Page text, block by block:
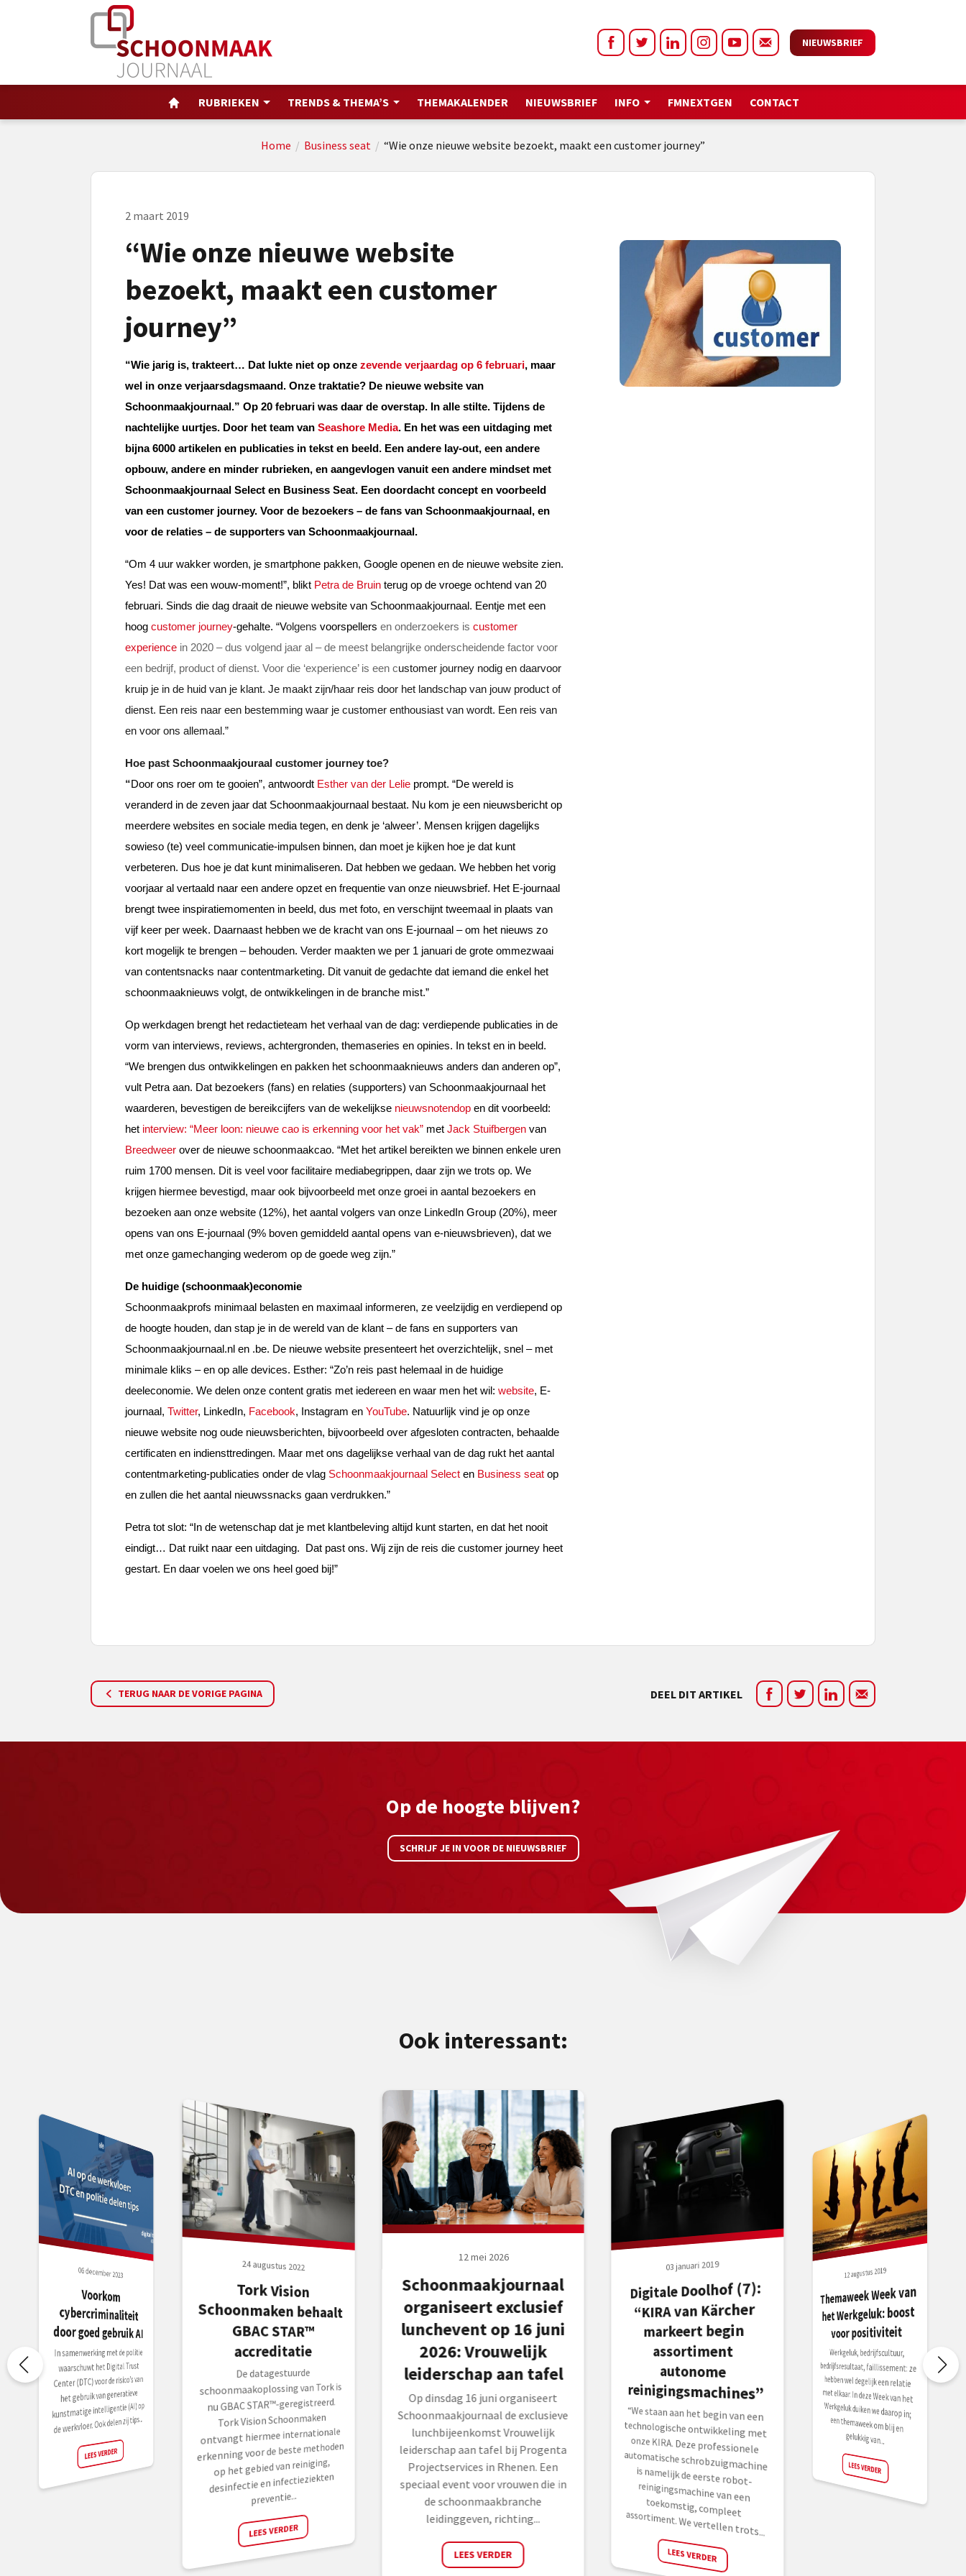
NIEUWSBRIEF
RUBRIEKEN TRENDS & THEMA’S THEMAKALENDER NIEUWSBRIEF INFO FMNEXTGEN CONTACT
Home / Business seat / “Wie onze nieuwe website bezoekt, maakt een customer journey”
2 maart 2019
“Wie onze nieuwe website
bezoekt, maakt een customer
journey”
“Wie jarig is, trakteert… Dat lukte niet op onze zevende verjaardag op 6 februari, maar
wel in onze verjaarsdagsmaand. Onze traktatie? De nieuwe website van
Schoonmaakjournaal.” Op 20 februari was daar de overstap. In alle stilte. Tijdens de
nachtelijke uurtjes. Door het team van Seashore Media. En het was een uitdaging met
bijna 6000 artikelen en publicaties in tekst en beeld. Een andere lay-out, een andere
opbouw, andere en minder rubrieken, en aangevlogen vanuit een andere mindset met
Schoonmaakjournaal Select en Business Seat. Een doordacht concept en voorbeeld
van een customer journey. Voor de bezoekers – de fans van Schoonmaakjournaal, en
voor de relaties – de supporters van Schoonmaakjournaal.
“Om 4 uur wakker worden, je smartphone pakken, Google openen en de nieuwe website zien.
Yes! Dat was een wouw-moment!”, blikt Petra de Bruin terug op de vroege ochtend van 20
februari. Sinds die dag draait de nieuwe website van Schoonmaakjournaal. Eentje met een
hoog customer journey-gehalte. “Volgens voorspellers en onderzoekers is customer
experience in 2020 – dus volgend jaar al – de meest belangrijke onderscheidende factor voor
een bedrijf, product of dienst. Voor die ‘experience’ is een customer journey nodig en daarvoor
kruip je in de huid van je klant. Je maakt zijn/haar reis door het landschap van jouw product of
dienst. Een reis naar een bestemming waar je customer enthousiast van wordt. Een reis van
en voor ons allemaal.”
Hoe past Schoonmaakjouraal customer journey toe?
“Door ons roer om te gooien”, antwoordt Esther van der Lelie prompt. “De wereld is
veranderd in de zeven jaar dat Schoonmaakjournaal bestaat. Nu kom je een nieuwsbericht op
meerdere websites en sociale media tegen, en denk je ‘alweer’. Mensen krijgen dagelijks
sowieso (te) veel communicatie-impulsen binnen, dan moet je kijken hoe je dat kunt
verbeteren. Dus hoe je dat kunt minimaliseren. Dat hebben we gedaan. We hebben het vorig
voorjaar al vertaald naar een andere opzet en frequentie van onze nieuwsbrief. Het E-journaal
brengt twee inspiratiemomenten in beeld, dus met foto, en verschijnt tweemaal in plaats van
vijf keer per week. Daarnaast hebben we de kracht van ons E-journaal – om het nieuws zo
kort mogelijk te brengen – behouden. Verder maakten we per 1 januari de grote ommezwaai
van contentsnacks naar contentmarketing. Dit vanuit de gedachte dat iemand die enkel het
schoonmaaknieuws volgt, de ontwikkelingen in de branche mist.”
Op werkdagen brengt het redactieteam het verhaal van de dag: verdiepende publicaties in de
vorm van interviews, reviews, achtergronden, themaseries en opinies. In tekst en in beeld.
“We brengen dus ontwikkelingen en pakken het schoonmaaknieuws anders dan anderen op”,
vult Petra aan. Dat bezoekers (fans) en relaties (supporters) van Schoonmaakjournaal het
waarderen, bevestigen de bereikcijfers van de wekelijkse nieuwsnotendop en dit voorbeeld:
het interview: “Meer loon: nieuwe cao is erkenning voor het vak” met Jack Stuifbergen van
Breedweer over de nieuwe schoonmaakcao. “Met het artikel bereikten we binnen enkele uren
ruim 1700 mensen. Dit is veel voor facilitaire mediabegrippen, daar zijn we trots op. We
krijgen hiermee bevestigd, maar ook bijvoorbeeld met onze groei in aantal bezoekers en
bezoeken aan onze website (12%), het aantal volgers van onze LinkedIn Group (20%), meer
opens van ons E-journaal (9% boven gemiddeld aantal opens van e-nieuwsbrieven), dat we
met onze gamechanging wederom op de goede weg zijn.”
De huidige (schoonmaak)economie
Schoonmaakprofs minimaal belasten en maximaal informeren, ze veelzijdig en verdiepend op
de hoogte houden, dan stap je in de wereld van de klant – de fans en supporters van
Schoonmaakjournaal.nl en .be. De nieuwe website presenteert het overzichtelijk, snel – met
minimale kliks – en op alle devices. Esther: “Zo’n reis past helemaal in de huidige
deeleconomie. We delen onze content gratis met iedereen en waar men het wil: website, E-
journaal, Twitter, LinkedIn, Facebook, Instagram en YouTube. Natuurlijk vind je op onze
nieuwe website nog oude nieuwsberichten, bijvoorbeeld over afgesloten contracten, behaalde
certificaten en indiensttredingen. Maar met ons dagelijkse verhaal van de dag rukt het aantal
contentmarketing-publicaties onder de vlag Schoonmaakjournaal Select en Business seat op
en zullen die het aantal nieuwssnacks gaan verdrukken.”
Petra tot slot: “In de wetenschap dat je met klantbeleving altijd kunt starten, en dat het nooit
eindigt… Dat ruikt naar een uitdaging. Dat past ons. Wij zijn de reis die customer journey heet
gestart. En daar voelen we ons heel goed bij!”
TERUG NAAR DE VORIGE PAGINA DEEL DIT ARTIKEL
Op de hoogte blijven?
SCHRIJF JE IN VOOR DE NIEUWSBRIEF
Ook interessant:
06 december 2023
Voorkom
cybercriminaliteit
door goed gebruik AI
In samenwerking met de politie
waarschuwt het Digital Trust
Center (DTC) voor de risico’s van
het gebruik van generatieve
kunstmatige intelligentie (AI) op
de werkvloer. Ook delen zij tips...
LEES VERDER
24 augustus 2022
Tork Vision
Schoonmaken behaalt
GBAC STAR™
accreditatie
De datagestuurde
schoonmaakoplossing van Tork is
nu GBAC STAR™-geregistreerd.
Tork Vision Schoonmaken
ontvangt hiermee internationale
erkenning voor de beste methoden
op het gebied van reiniging,
desinfectie en infectieziekten
preventie...
LEES VERDER
12 mei 2026
Schoonmaakjournaal
organiseert exclusief
lunchevent op 16 juni
2026: Vrouwelijk
leiderschap aan tafel
Op dinsdag 16 juni organiseert
Schoonmaakjournaal de exclusieve
lunchbijeenkomst Vrouwelijk
leiderschap aan tafel bij Progenta
Projectservices in Rhenen. Een
speciaal event voor vrouwen die in
de schoonmaakbranche
leidinggeven, richting...
LEES VERDER
03 januari 2019
Digitale Doolhof (7):
“KIRA van Kärcher
markeert begin
assortiment
autonome
reinigingsmachines”
“We staan aan het begin van een
technologische ontwikkeling met
onze KIRA. Deze professionele
automatische schrobzuigmachine
is namelijk de eerste robot-
reinigingsmachine van een
toekomstig, compleet
assortiment. We vertellen trots...
LEES VERDER
12 augustus 2019
Themaweek Week van
het Werkgeluk: boost
voor positiviteit
Werkgeluk, bedrijfscultuur,
bedrijfsresultaat, faillissement: ze
hebben wel degelijk een relatie
met elkaar. In deze Week van het
Werkgeluk duiken we daarop in;
een themaweek om blij en
gelukkig van...
LEES VERDER